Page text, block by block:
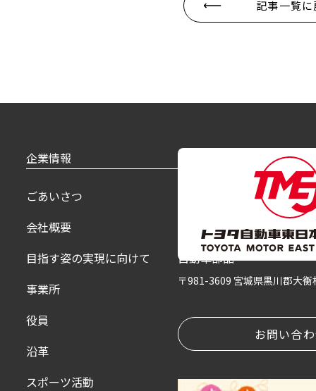
記事一覧
企業情報
ごあいさつ
会社概要
目指す姿の実現に向けて
事業所
役員
沿革
スポーツ活動
製品紹介
福祉車
自動車部品
〒981-3609 宮城県黒川郡大
お問い合